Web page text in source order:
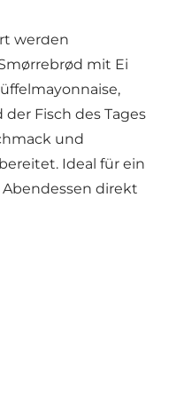
werden
mit Ei
Fisch des Tages
und
Ideal für ein
direkt